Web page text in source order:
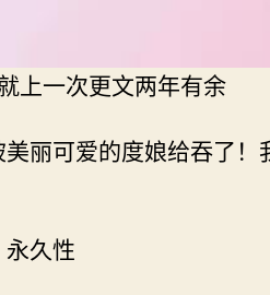
上一次更文两年有余
丽可爱的度娘给吞了！
久性